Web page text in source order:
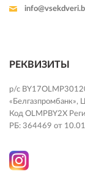
РЕКВИЗИТЫ
р/с
«Белгазпромбанк»,
Код OLMPBY2X
РБ: 364469 от